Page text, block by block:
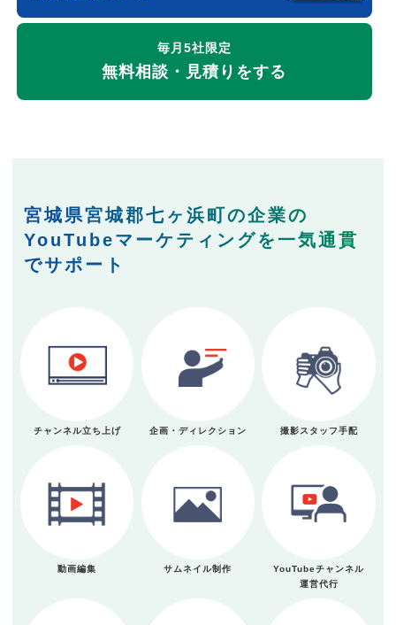
毎月5社限定
無料相談・見積りをする
宮城県宮城郡七ヶ浜町の企業の
YouTubeマーケティングを一気通貫
でサポート
チャンネル立ち上げ 企画・ディレクション 撮影スタッフ手配
動画編集 サムネイル制作
YouTubeチャンネル
運営代行